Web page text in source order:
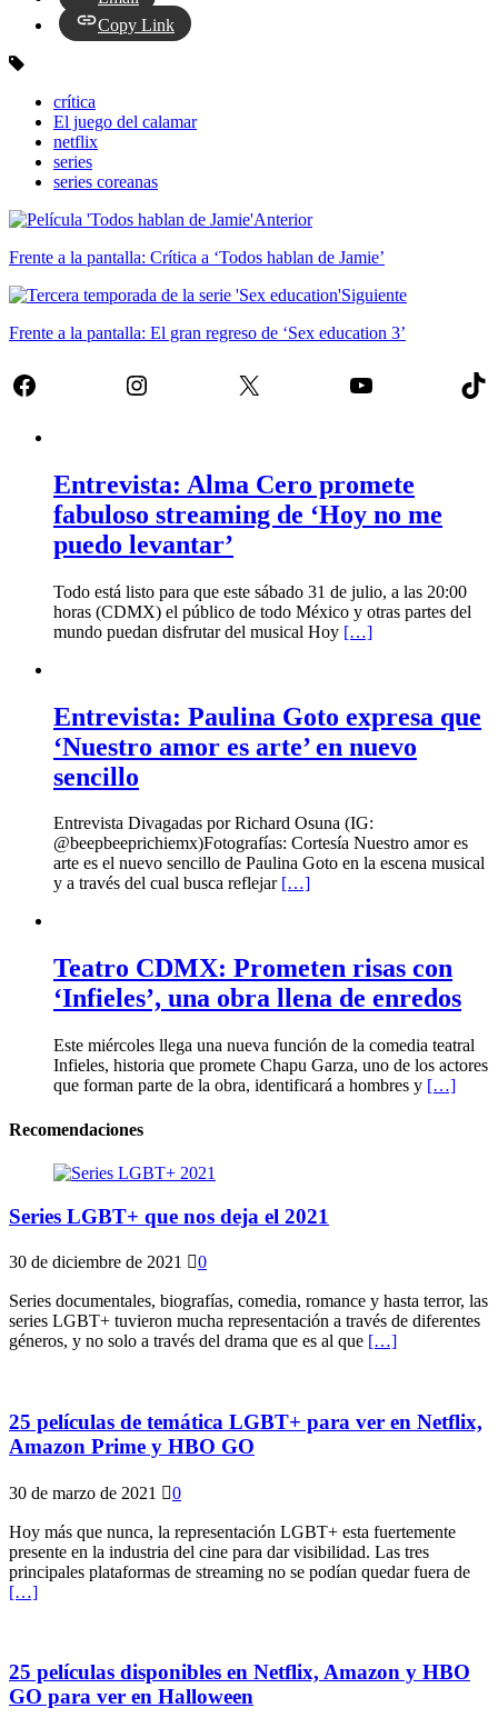
Copy Link
crítica
El juego del calamar
netflix
series
series coreanas
Anterior
Frente a la pantalla: Crítica a ‘Todos hablan de Jamie’
Siguiente
Frente a la pantalla: El gran regreso de ‘Sex education 3’
Facebook Instagram X YouTube
Entrevista: Alma Cero promete
fabuloso streaming de ‘Hoy no me
puedo levantar’
Todo está listo para que este sábado 31 de julio, a las 20:00
horas (CDMX) el público de todo México y otras partes del
mundo puedan disfrutar del musical Hoy […]
Entrevista: Paulina Goto expresa que
‘Nuestro amor es arte’ en nuevo
sencillo
Entrevista Divagadas por Richard Osuna (IG:
@beepbeeprichiemx)Fotografías: Cortesía Nuestro amor es
arte es el nuevo sencillo de Paulina Goto en la escena musical
y a través del cual busca reflejar […]
Teatro CDMX: Prometen risas con
‘Infieles’, una obra llena de enredos
Este miércoles llega una nueva función de la comedia teatral
Infieles, historia que promete Chapu Garza, uno de los actores
que forman parte de la obra, identificará a hombres y […]
Recomendaciones
Series LGBT+ que nos deja el 2021
30 de diciembre de 2021 0
Series documentales, biografías, comedia, romance y hasta terror, las
series LGBT+ tuvieron mucha representación a través de diferentes
géneros, y no solo a través del drama que es al que […]
25 películas de temática LGBT+ para ver en Netflix,
Amazon Prime y HBO GO
30 de marzo de 2021 0
Hoy más que nunca, la representación LGBT+ esta fuertemente
presente en la industria del cine para dar visibilidad. Las tres
principales plataformas de streaming no se podían quedar fuera de
[…]
25 películas disponibles en Netflix, Amazon y HBO
GO para ver en Halloween